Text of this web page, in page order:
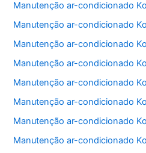
o
k
p
Manutenção ar-condicionado
Manutenção ar-condicionado
Manutenção ar-condicionado
Manutenção ar-condicionado
Manutenção ar-condicionado
Manutenção ar-condicionado
Manutenção ar-condicionado
Manutenção ar-condicionado